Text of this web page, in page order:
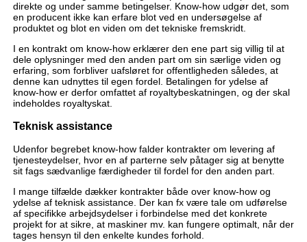
direkte og under samme betingelser. Know-how udgør det, som
en producent ikke kan erfare blot ved en undersøgelse af
produktet og blot en viden om det tekniske fremskridt.
I en kontrakt om know-how erklærer den ene part sig villig til at
dele oplysninger med den anden part om sin særlige viden og
erfaring, som forbliver uafsløret for offentligheden således, at
denne kan udnyttes til egen fordel. Betalingen for ydelse af
know-how er derfor omfattet af royaltybeskatningen, og der skal
indeholdes royaltyskat.
Teknisk assistance
Udenfor begrebet know-how falder kontrakter om levering af
tjenesteydelser, hvor en af parterne selv påtager sig at benytte
sit fags sædvanlige færdigheder til fordel for den anden part.
I mange tilfælde dækker kontrakter både over know-how og
ydelse af teknisk assistance. Der kan fx være tale om udførelse
af specifikke arbejdsydelser i forbindelse med det konkrete
projekt for at sikre, at maskiner mv. kan fungere optimalt, når der
tages hensyn til den enkelte kundes forhold.